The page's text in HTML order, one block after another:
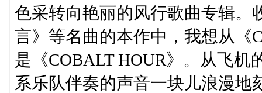
色采转向艳丽的风行歌曲专辑
言》等名曲的本作中，我想从《
是《COBALT HOUR》。从飞
系乐队伴奏的声音一块儿浪漫地